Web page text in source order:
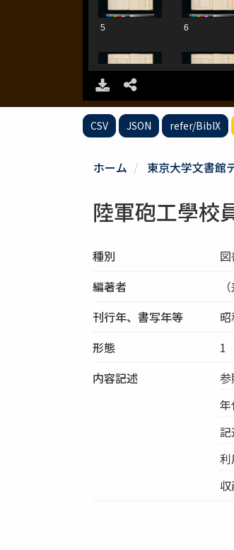
CSV JSON refer/BibIX
ホーム 東京大学文書館
陸軍砲工學校
種別
編著者
刊行年、書写年等
形態
1
内容記述